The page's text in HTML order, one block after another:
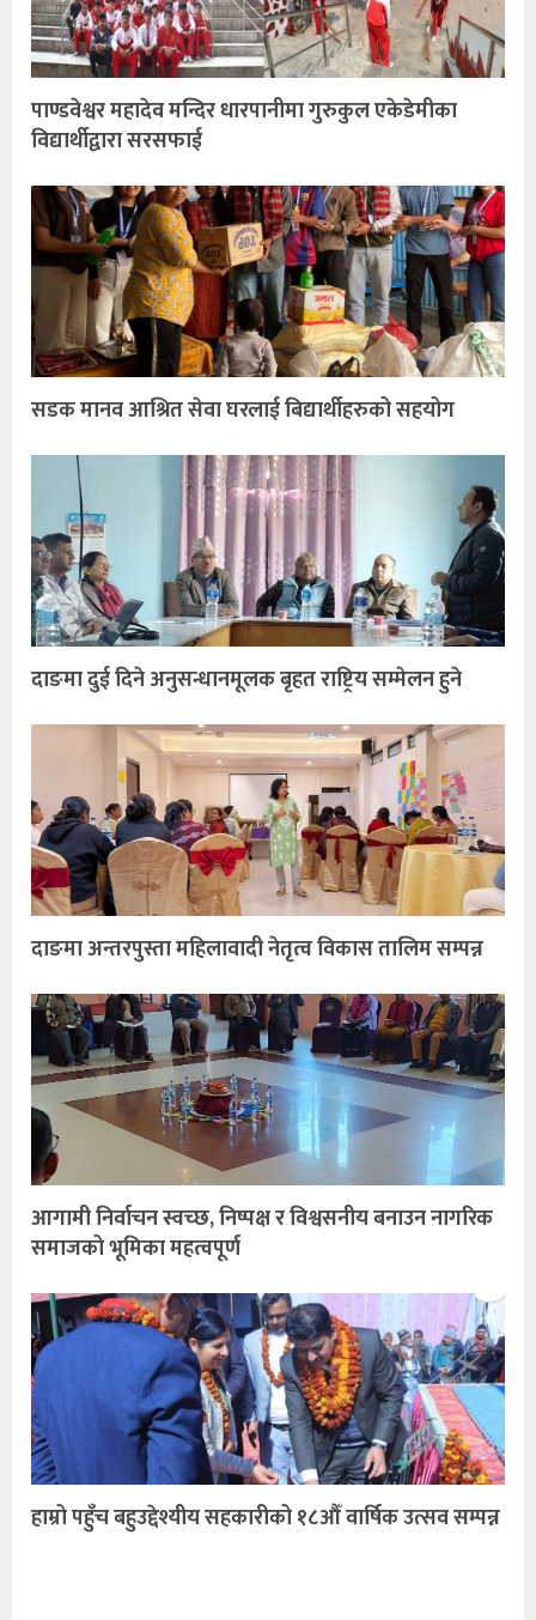
पाण्डवेश्वर महादेव मन्दिर धारपानीमा गुरुकुल एकेडेमीका
विद्यार्थीद्वारा सरसफाई
सडक मानव आश्रित सेवा घरलाई बिद्यार्थीहरुको सहयोग
दाङमा दुई दिने अनुसन्धानमूलक बृहत राष्ट्रिय सम्मेलन हुने
दाङमा अन्तरपुस्ता महिलावादी नेतृत्व विकास तालिम सम्पन्न
आगामी निर्वाचन स्वच्छ, निष्पक्ष र विश्वसनीय बनाउन नागरिक
समाजको भूमिका महत्वपूर्ण
हाम्रो पहुँच बहुउद्देश्यीय सहकारीको १८औँ वार्षिक उत्सव सम्पन्न